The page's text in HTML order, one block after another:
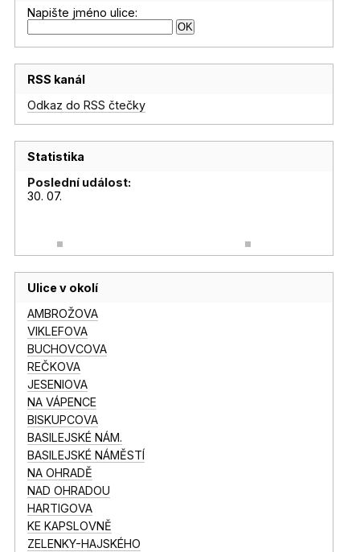
Napište jméno ulice:
RSS kanál
Odkaz do RSS čtečky
Statistika
Poslední událost:
30. 07.
Ulice v okolí
AMBROŽOVA
VIKLEFOVA
BUCHOVCOVA
REČKOVA
JESENIOVA
NA VÁPENCE
BISKUPCOVA
BASILEJSKÉ NÁM.
BASILEJSKÉ NÁMĚSTÍ
NA OHRADĚ
NAD OHRADOU
HARTIGOVA
KE KAPSLOVNĚ
ZELENKY-HAJSKÉHO